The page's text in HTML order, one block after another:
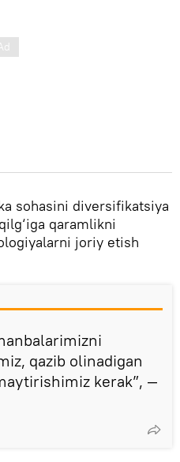
sohasini diversifikatsiya
qaramlikni
joriy etish
qazib olinadigan
kerak”, —